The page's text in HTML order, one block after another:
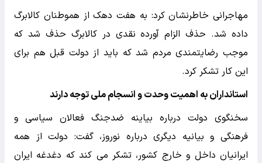
مهاجرانی خاطرنشان کرد: به هفت دهک از هموطنان کالابرگ
داده شد. حذف الزام آورده نقدی در کالابرگ حذف شد که
موجب رضایتمندی مردم شد که باید از دولت قبل هم برای
این کار تشکر کرد.
استانداران به اهمیت وحدت و انسجام ملی توجه دارند
سخنگوی دولت درباره بیاینه ضدجنگ فعالان سیاسی و
فرهنگی و بیانیه دیگری درباره نوروز، گفت: دولت از همه
ایرانیان داخل و خارج کشور، تشکر می کند که دغدغه ایران